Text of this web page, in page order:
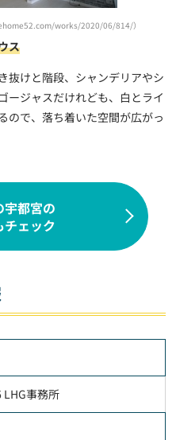
works/2020/06/814/）
ス
抜けと階段、シャンデリアやシ
ージャスだけれども、白とライ
ので、落ち着いた空間が広がっ
宇都宮の
チェック
事務所